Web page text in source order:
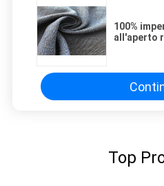
100%
all'aperto
Top